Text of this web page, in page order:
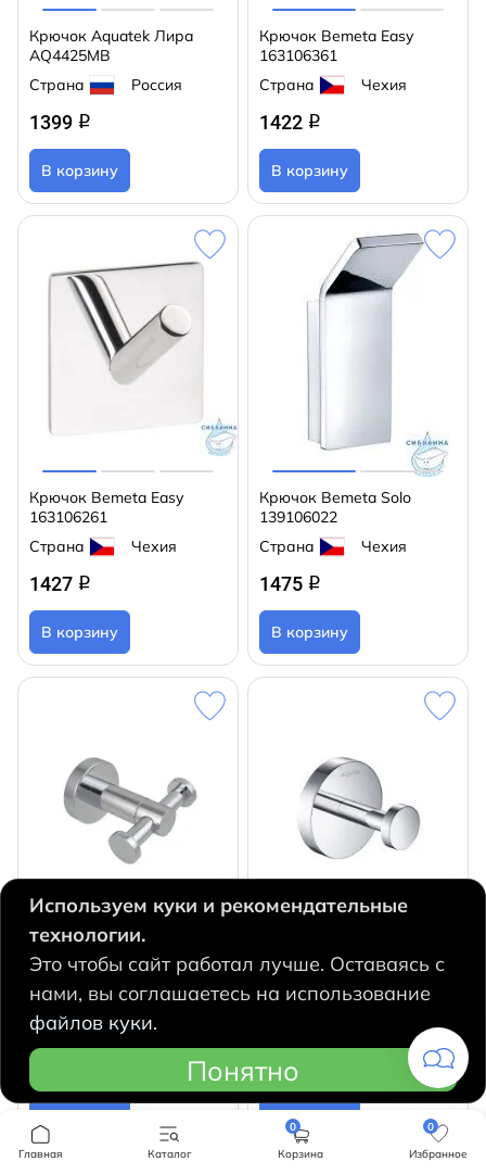
Крючок Aquatek Лира
AQ4425MB
Страна
Россия
1399 q
В корзину
Крючок Bemeta Easy
163106361
Страна
Чехия
1422 q
В корзину
Крючок Bemeta Easy
163106261
Страна
Чехия
1427 q
В корзину
Крючок Bemeta Solo
139106022
Страна
Чехия
1475 q
В корзину
Крючок Aquatek Вега
AQ4002CR
Страна
Россия
1484 q
В корзину
Крючок Aquatek Бетта
AQ4601CR
Страна
Россия
1490 q
В корзину
Используем куки и рекомендательные
технологии.
Это чтобы сайт работал лучше. Оставаясь с
нами, вы соглашаетесь на использование
файлов куки.
Понятно
Главная Каталог
0
Корзина
0
Избранное